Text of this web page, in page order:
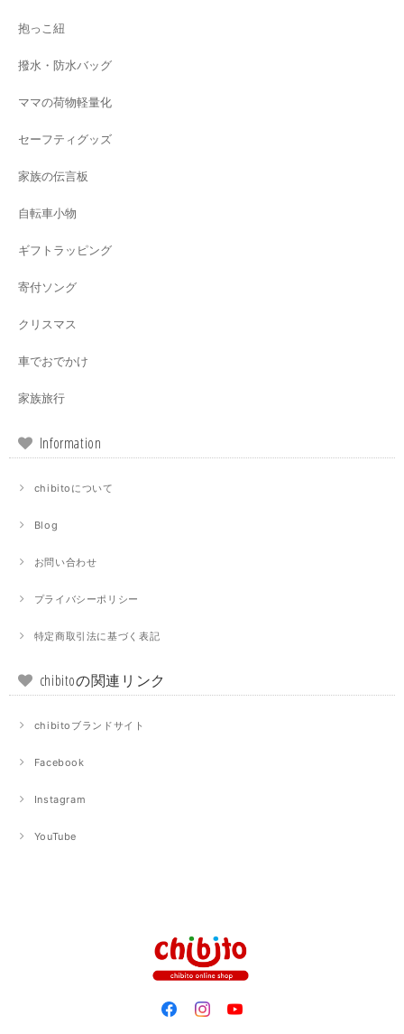
抱っこ紐
撥水・防水バッグ
ママの荷物軽量化
セーフティグッズ
家族の伝言板
自転車小物
ギフトラッピング
寄付ソング
クリスマス
車でおでかけ
家族旅行
Information
chibitoについて
Blog
お問い合わせ
プライバシーポリシー
特定商取引法に基づく表記
chibitoの関連リンク
chibitoブランドサイト
Facebook
Instagram
YouTube